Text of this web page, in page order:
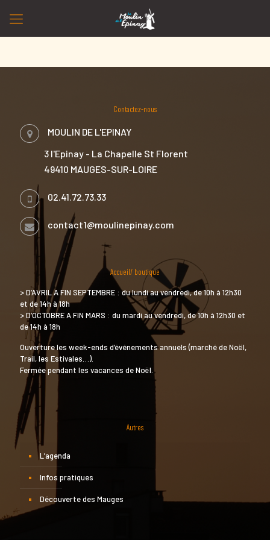
Contactez-nous
MOULIN DE L'EPINAY
3 l'Epinay - La Chapelle St Florent
49410 MAUGES-SUR-LOIRE
02.41.72.73.33
contact1@moulinepinay.com
Accueil/ boutique
> D’AVRIL A FIN SEPTEMBRE : du lundi au vendredi, de 10h à 12h30
et de 14h à 18h
> D’OCTOBRE A FIN MARS : du mardi au vendredi, de 10h à 12h30 et
de 14h à 18h
Ouverture les week-ends d’événements annuels (marché de Noël,
Trail, les Estivales…).
Fermée pendant les vacances de Noël.
Autres
L’agenda
Infos pratiques
Découverte des Mauges